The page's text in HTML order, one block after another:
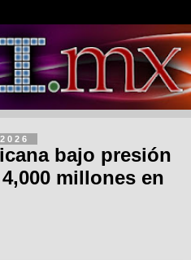
bajo presión
millones en